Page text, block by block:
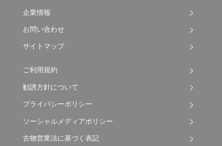
企業情報
お問い合わせ
サイトマップ
ご利用規約
勧誘方針について
プライバシーポリシー
ソーシャルメディアポリシー
古物営業法に基づく表記